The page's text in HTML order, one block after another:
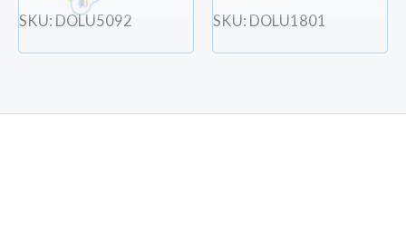
SKU: DOLU5092 SKU: DOLU1801